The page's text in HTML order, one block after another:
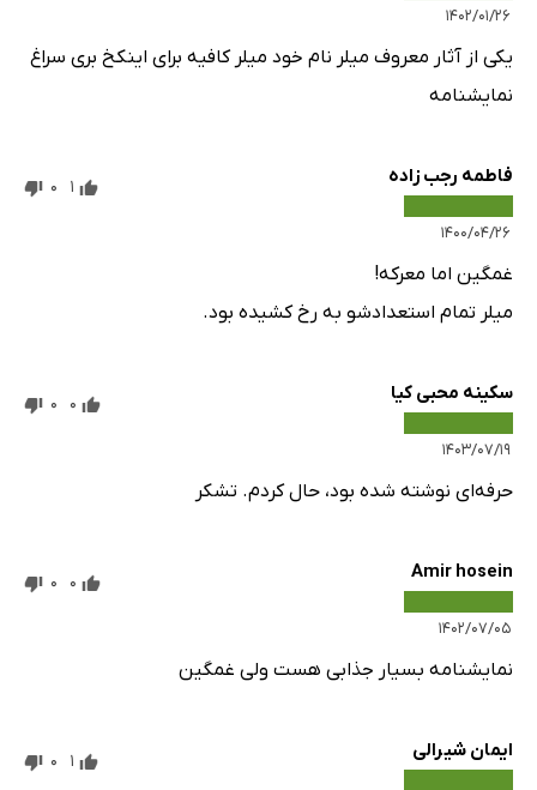
۱۴۰۲/۰۱/۲۶
یکی از آثار معروف میلر نام خود میلر کافیه برای اینکخ بری سراغ
نمایشنامه
فاطمه رجب زاده
۱۴۰۰/۰۴/۲۶
1
0
غمگین اما معرکه!
میلر تمام استعدادشو به رخ کشیده بود.
سکینه محبی کیا
۱۴۰۳/۰۷/۱۹
0
0
حرفه‌ای نوشته شده بود، حال کردم. تشکر
Amir hosein
۱۴۰۲/۰۷/۰۵
0
0
نمایشنامه بسیار جذابی هست ولی غمگین
ایمان شیرالی 1
0